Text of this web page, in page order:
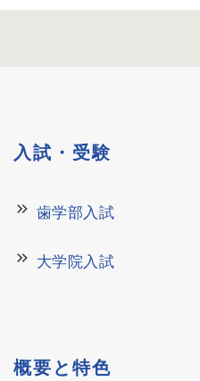
入試・受験
keyboard_double_arrow_right 歯学部入試
keyboard_double_arrow_right 大学院入試
概要と特色